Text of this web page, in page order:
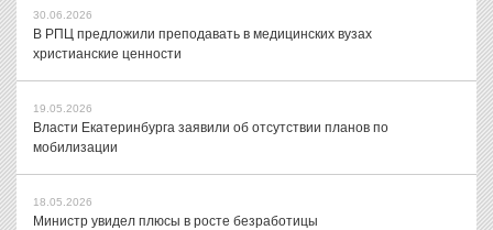
30.06.2026
В РПЦ предложили преподавать в медицинских вузах
христианские ценности
19.05.2026
Власти Екатеринбурга заявили об отсутствии планов по
мобилизации
18.05.2026
Министр увидел плюсы в росте безработицы